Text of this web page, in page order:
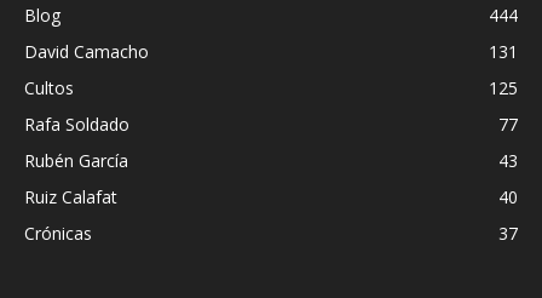
Blog
444
David Camacho
131
Cultos
125
Rafa Soldado
77
Rubén García
43
Ruiz Calafat
40
Crónicas
37